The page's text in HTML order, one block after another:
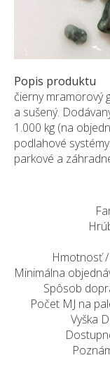
ZÁKAZKY NA
NOVINKY
SHOWROOM
KONTAKT
Popis produktu
čierny mramorový
a sušený.
1.000 kg (na
podlahové
parkové a
Hmotnosť /
Minimálna
Spôsob
Počet MJ na
Vyška